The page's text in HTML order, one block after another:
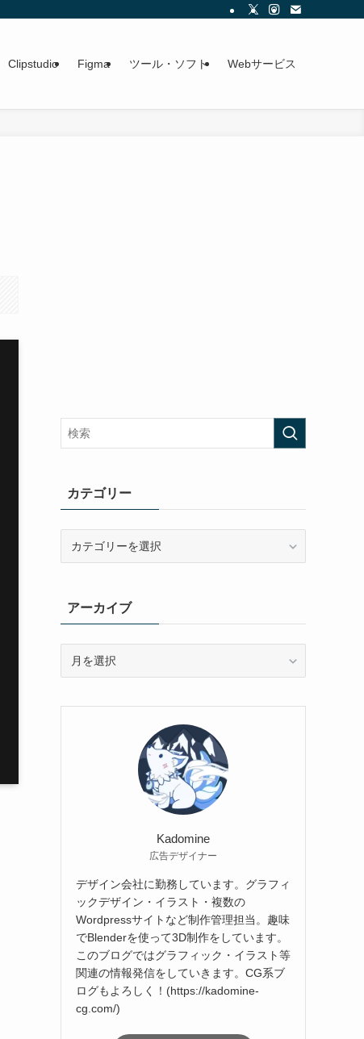
Clipstudio Figma ツール・ソフト Webサービス
カテゴリー
ーアーカイブ
イ
Kadomine
広告デザイナー
デザイン会社に勤務しています。グラフィ
ックデザイン・イラスト・複数の
Wordpressサイトなど制作管理担当。趣味
でBlenderを使って3D制作をしています。
このブログではグラフィック・イラスト等
関連の情報発信をしていきます。CG系ブ
ログもよろしく！(https://kadomine-
cg.com/)